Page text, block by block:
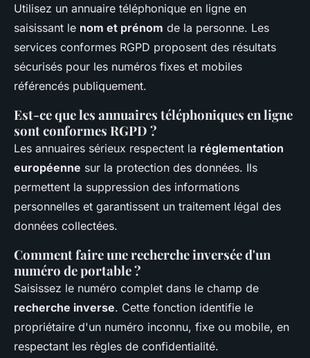
Utilisez un annuaire téléphonique en ligne en
saisissant le nom et prénom de la personne. Les
services conformes RGPD proposent des résultats
sécurisés pour les numéros fixes et mobiles
référencés publiquement.
Est-ce que les annuaires téléphoniques en ligne
sont conformes RGPD ?
Les annuaires sérieux respectent la réglementation
européenne sur la protection des données. Ils
permettent la suppression des informations
personnelles et garantissent un traitement légal des
données collectées.
Comment faire une recherche inversée d'un
numéro de portable ?
Saisissez le numéro complet dans le champ de
recherche inverse. Cette fonction identifie le
propriétaire d'un numéro inconnu, fixe ou mobile, en
respectant les règles de confidentialité.